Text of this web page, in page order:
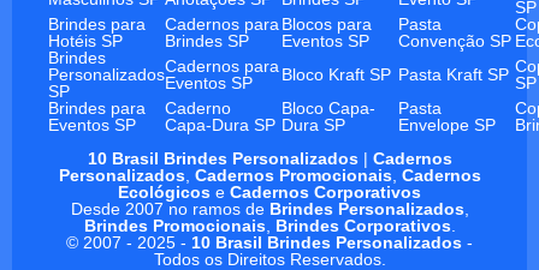
SP
Brindes para
Hotéis SP
Cadernos para
Brindes SP
Blocos para
Eventos SP
Pasta
Convenção SP
Brindes
Personalizados
SP
Cadernos para
Eventos SP
Bloco Kraft SP Pasta Kraft SP SP
Brindes para
Eventos SP
Caderno
Capa-Dura SP
Bloco Capa-
Dura SP
Pasta
Envelope SP
10 Brasil Brindes Personalizados| Cadernos
Personalizados, Cadernos Promocionais, Cadernos
Ecológicos e Cadernos Corporativos
Desde 2007 no ramos de Brindes Personalizados,
Brindes Promocionais, Brindes Corporativos.
© 2007 - 2025 - 10 Brasil Brindes Personalizados -
Todos os Direitos Reservados.